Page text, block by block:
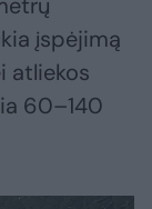
įspėjimą
atliekos
60–140